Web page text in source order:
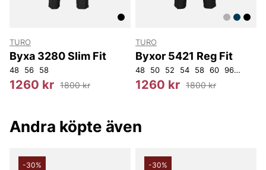
D120 D124 124
TURO
Byxa 3280 Slim Fit
48 56 58
1260 kr 1800 kr
TURO
Byxor 5421 Reg Fit
48 50 52 54 58 60 96 100
1260 kr 1800 kr
Andra köpte även
-30% -30%